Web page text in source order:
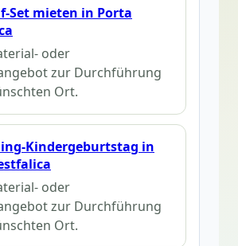
Set mieten in Porta
oder
zur Durchführung
Ort.
Kindergeburtstag in
oder
zur Durchführung
Ort.